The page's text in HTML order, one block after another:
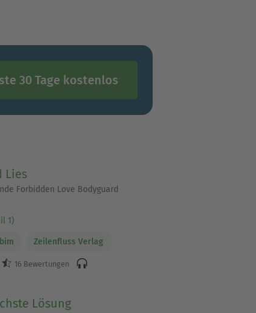
30 Tage kostenlos
Lies
Forbidden Love Bodyguard
1)
Zeilenfluss Verlag
16 Bewertungen
Lösung